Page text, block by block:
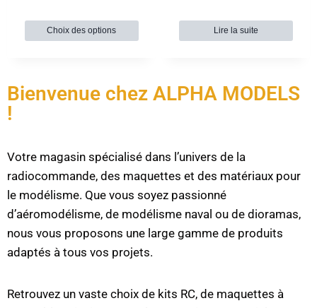
Choix des options Lire la suite
Bienvenue chez ALPHA MODELS
!
Votre magasin spécialisé dans l’univers de la
radiocommande, des maquettes et des matériaux pour
le modélisme. Que vous soyez passionné
d’aéromodélisme, de modélisme naval ou de dioramas,
nous vous proposons une large gamme de produits
adaptés à tous vos projets.
Retrouvez un vaste choix de kits RC, de maquettes à